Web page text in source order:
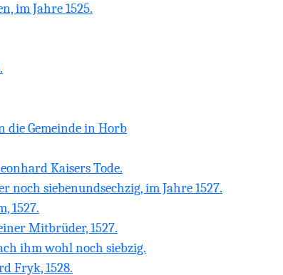
im Jahre 1525.
die Gemeinde in Horb
Kaisers Tode.
noch siebenundsechzig, im Jahre 1527.
1527.
Mitbrüder, 1527.
ihm wohl noch siebzig.
Fryk, 1528.